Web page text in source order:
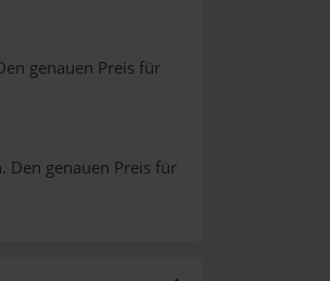
genauen Preis für
Den genauen Preis für